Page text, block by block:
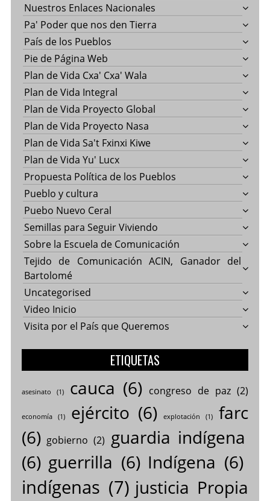
Nuestros Enlaces Nacionales
Pa' Poder que nos den Tierra
País de los Pueblos
Pie de Página Web
Plan de Vida Cxa' Cxa' Wala
Plan de Vida Integral
Plan de Vida Proyecto Global
Plan de Vida Proyecto Nasa
Plan de Vida Sa't Fxinxi Kiwe
Plan de Vida Yu' Lucx
Propuesta Política de los Pueblos
Pueblo y cultura
Puebo Nuevo Ceral
Semillas para Seguir Viviendo
Sobre la Escuela de Comunicación
Tejido de Comunicación ACIN, Ganador del
Bartolomé
Uncategorised
Video Inicio
Visita por el País que Queremos
ETIQUETAS
asesinato (1) cauca (6) congreso de paz(2)
economía(1) ejército (6) explotación (1)
farc
(6) gobierno (2) guardia indígena
(6) guerrilla (6) Indígena (6)
indígenas (7) justicia Propia